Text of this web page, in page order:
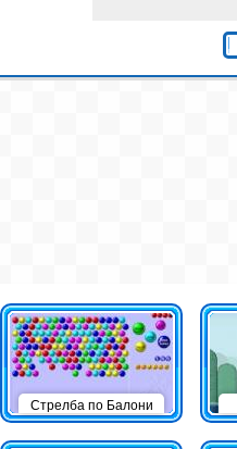
Стрелба по Балони